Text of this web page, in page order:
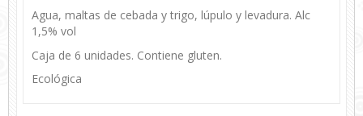
Agua, maltas de cebada y trigo, lúpulo y levadura. Alc
1,5% vol
Caja de 6 unidades. Contiene gluten.
Ecológica